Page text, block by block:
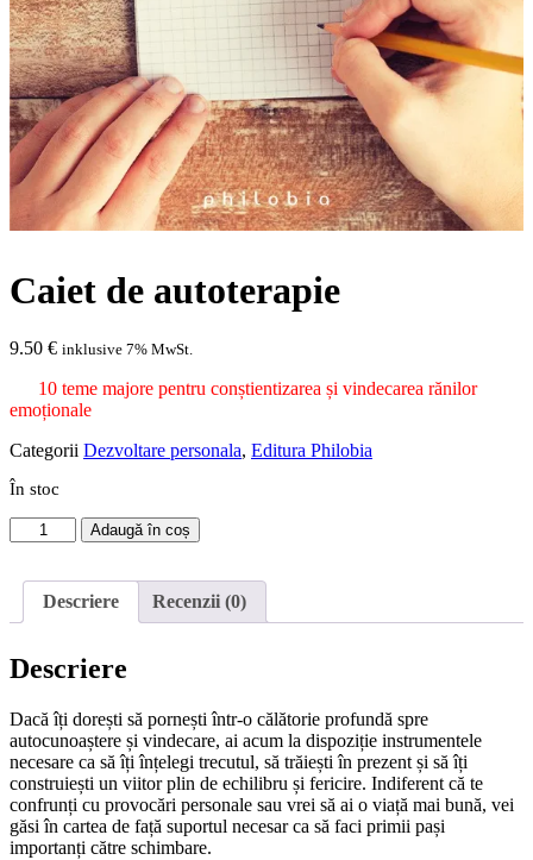
Caiet de autoterapie
9.50 € inklusive 7% MwSt.
10 teme majore pentru conștientizarea și vindecarea rănilor
emoționale
Categorii Dezvoltare personala, Editura Philobia
În stoc
Cantitate
Caiet
autoterapie
Adaugă în coș
Descriere Recenzii (0)
Descriere
Dacă îți dorești să pornești într-o călătorie profundă spre
autocunoaștere și vindecare, ai acum la dispoziție instrumentele
necesare ca să îți înțelegi trecutul, să trăiești în prezent și să îți
construiești un viitor plin de echilibru și fericire. Indiferent că te
confrunți cu provocări personale sau vrei să ai o viață mai bună, vei
găsi în cartea de față suportul necesar ca să faci primii pași
importanți către schimbare.